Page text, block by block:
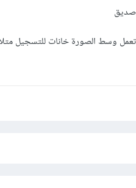
صديق
وسط الصورة خانات للتسجيل